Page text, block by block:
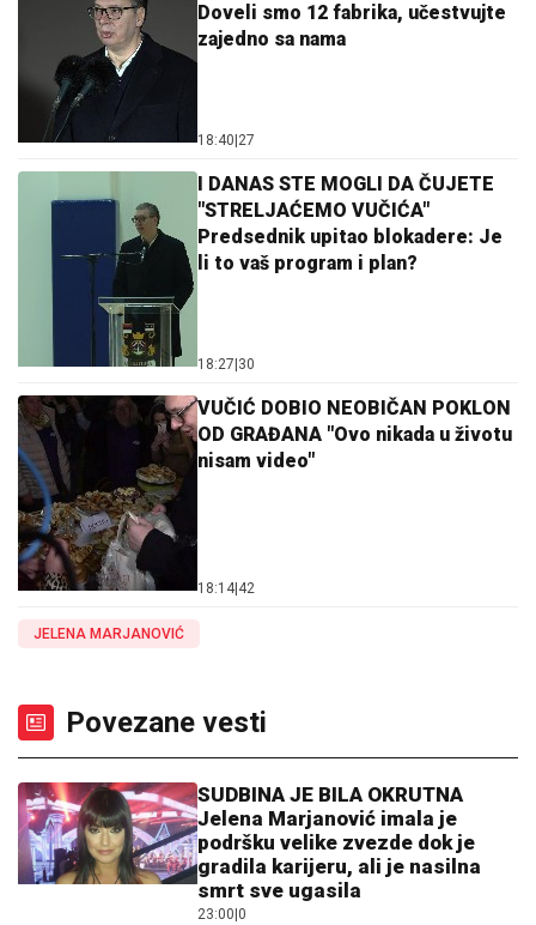
Doveli smo 12 fabrika, učestvujte
zajedno sa nama
18:40 27
I DANAS STE MOGLI DA ČUJETE
"STRELJAĆEMO VUČIĆA"
Predsednik upitao blokadere: Je
li to vaš program i plan?
18:27 30
VUČIĆ DOBIO NEOBIČAN POKLON
OD GRAĐANA "Ovo nikada u životu
nisam video"
18:14 42
JELENA MARJANOVIĆ
Povezane vesti
SUDBINA JE BILA OKRUTNA
Jelena Marjanović imala je
podršku velike zvezde dok je
gradila karijeru, ali je nasilna
smrt sve ugasila
23:00 0